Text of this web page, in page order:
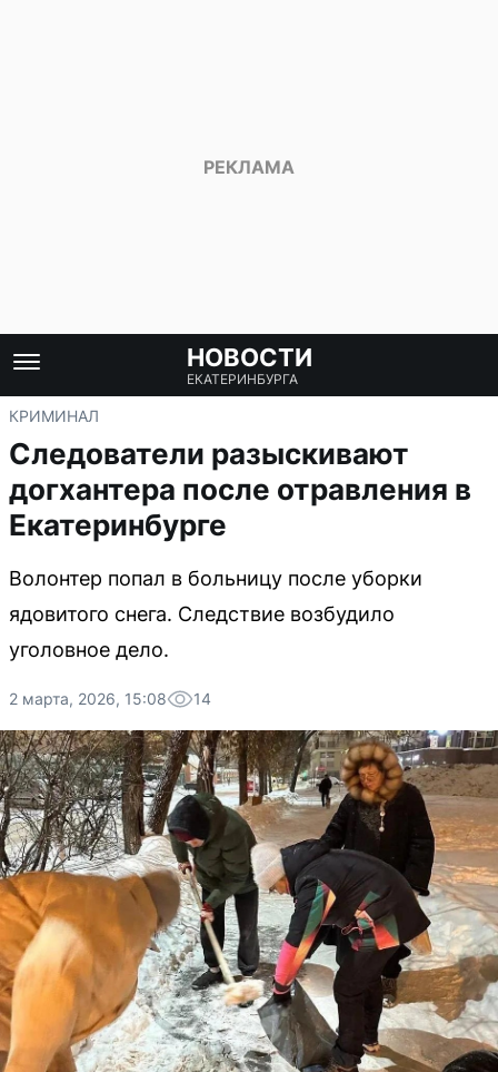
НОВОСТИ
ЕКАТЕРИНБУРГА
КРИМИНАЛ
Следователи разыскивают
догхантера после отравления в
Екатеринбурге
Волонтер попал в больницу после уборки
ядовитого снега. Следствие возбудило
уголовное дело.
2 марта, 2026, 15:08 14